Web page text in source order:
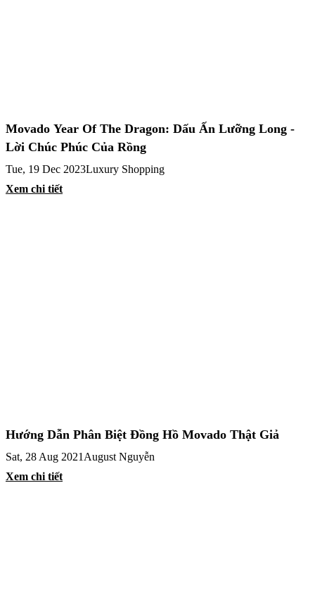
Movado Year Of The Dragon: Dấu Ấn Lưỡng Long -
Lời Chúc Phúc Của Rồng
Tue, 19 Dec 2023Luxury Shopping
Xem chi tiết
Hướng Dẫn Phân Biệt Đồng Hồ Movado Thật Giả
Sat, 28 Aug 2021 August Nguyễn
Xem chi tiết